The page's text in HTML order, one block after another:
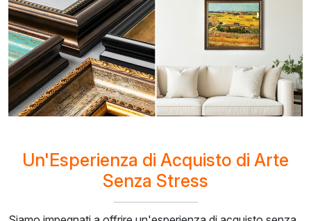
Un'Esperienza di Acquisto di Arte
Senza Stress